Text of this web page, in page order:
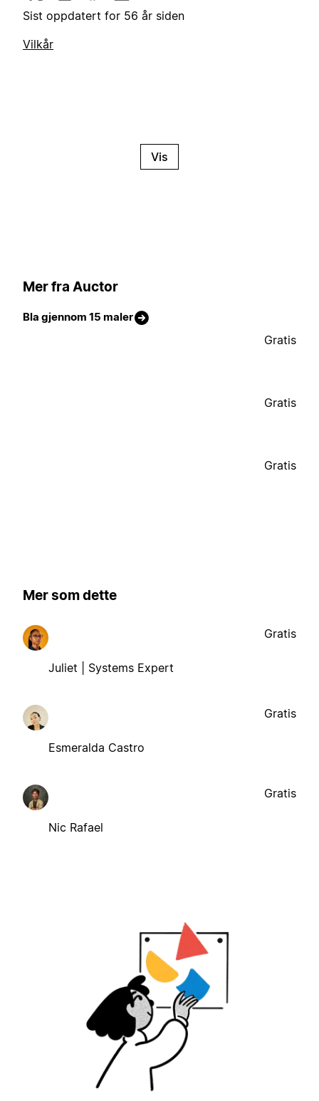
Sist oppdatert for 56 år siden
Vilkår
Vis
Mer fra Auctor
Bla gjennom 15 maler
Gratis
Gratis
Gratis
Mer som dette
Juliet | Systems Expert
Gratis
Esmeralda Castro
Gratis
Nic Rafael
Gratis